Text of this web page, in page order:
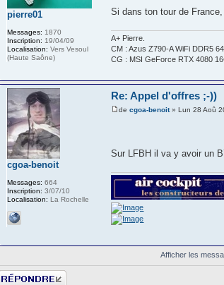
Si dans ton tour de
A+ Pierre.
CM : Azus Z790-A WiFi DDR5
CG : MSI GeForce RTX 4080
pierre01
Messages: 1870
Inscription: 19/04/09
Localisation: Vers Vesoul
(Haute Saône)
Re: Appel d'offres ;-))
decgoa-benoit» Lun 28 Aoû
Sur LFBH il va y avoir un
cgoa-benoit
Messages: 664
Inscription: 3/07/10
Localisation: La Rochelle
Afficher les
Répondre